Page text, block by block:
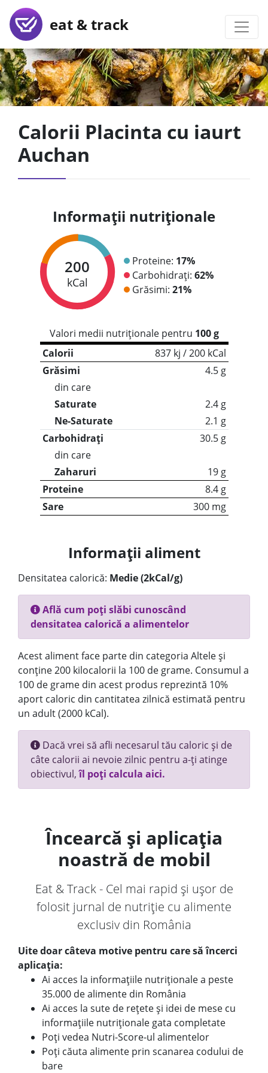
eat & track
Calorii Placinta cu iaurt
Auchan
Informații nutriționale
200
kCal
Proteine: 17%
Carbohidrați: 62%
Grăsimi: 21%
Valori medii nutriționale pentru 100 g
Calorii
837 kj / 200 kCal
Grăsimi
4.5 g
din care
Saturate
2.4 g
Ne-Saturate
2.1 g
Carbohidrați
30.5 g
din care
Zaharuri
19 g
Proteine
8.4 g
Sare
300 mg
Informații aliment
Densitatea calorică: Medie (2kCal/g)
Află cum poți slăbi cunoscând
densitatea calorică a alimentelor
Acest aliment face parte din categoria Altele și
conține 200 kilocalorii la 100 de grame. Consumul a
100 de grame din acest produs reprezintă 10%
aport caloric din cantitatea zilnică estimată pentru
un adult (2000 kCal).
Dacă vrei să afli necesarul tău caloric și de
câte calorii ai nevoie zilnic pentru a-ți atinge
obiectivul,îl poți calcula aici.
Încearcă și aplicația
noastră de mobil
Eat & Track - Cel mai rapid și ușor de
folosit jurnal de nutriție cu alimente
exclusiv din România
Uite doar câteva motive pentru care să încerci
aplicația:
Ai acces la informațiile nutriționale a peste
35.000 de alimente din România
Ai acces la sute de rețete și idei de mese cu
informațiile nutriționale gata completate
Poți vedea Nutri-Score-ul alimentelor
Poți căuta alimente prin scanarea codului de
bare